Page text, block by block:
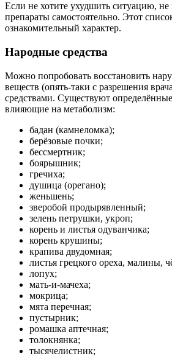
Если не хотите ухудшить ситуацию,
препараты самостоятельно. Этот
ознакомительный характер.
Народные средства
Можно попробовать восстановить
веществ (опять-таки с разрешения
средствами. Существуют
влияющие на метаболизм:
бадан (камнеломка);
берёзовые почки;
бессмертник;
боярышник;
гречиха;
душица (орегано);
женьшень;
зверобой продырявленный;
зелень петрушки, укроп;
корень и листья одуванчика;
корень крушины;
крапива двудомная;
листья грецкого ореха, малины,
лопух;
мать-и-мачеха;
мокрица;
мята перечная;
пустырник;
ромашка аптечная;
толокнянка;
тысячелистник;